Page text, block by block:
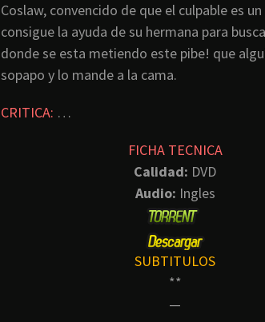
Coslaw, convencido de que el culpable es
consigue la ayuda de su hermana para
donde se esta metiendo este pibe! que
sopapo y lo mande a la cama.
CRITICA: …
FICHA TECNICA
Calidad: DVD
Audio: Ingles
SUBTITULOS
**
—